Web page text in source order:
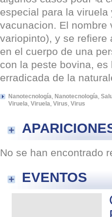
especial para la
vacunacion. El nombre
variopinto), y se refiere
en el cuerpo de una
con la peste bovina,
erradicada de la
Nanotecnología Nanotecnología
Viruela Viruela Virus Virus
No se han encontrado
EVENTOS